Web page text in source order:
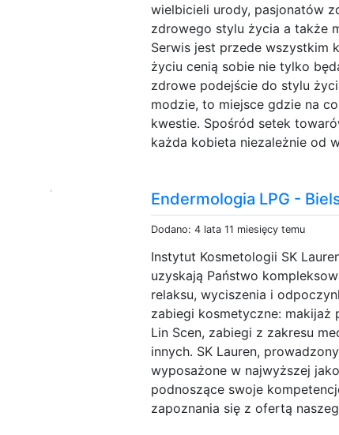
wielbicieli urody, pasjonatów
zdrowego stylu życia a także
Serwis jest przede wszystkim
życiu cenią sobie nie tylko
zdrowe podejście do stylu
modzie, to miejsce gdzie na
kwestie. Spośród setek
każda kobieta niezależnie od
Endermologia LPG -
Dodano: 4 lata 11 miesięcy temu
Instytut Kosmetologii SK
uzyskają Państwo
relaksu, wyciszenia i
zabiegi kosmetyczne: makijaż
Lin Scen, zabiegi z zakresu
innych. SK Lauren,
wyposażone w najwyższej
podnoszące swoje
zapoznania się z ofertą